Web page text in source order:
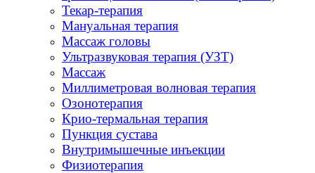
Текар-терапия
Мануальная терапия
Массаж головы
Ультразвуковая терапия (УЗТ)
Массаж
Миллиметровая волновая терапия
Озонотерапия
Крио-термальная терапия
Пункция сустава
Внутримышечные инъекции
Физиотерапия